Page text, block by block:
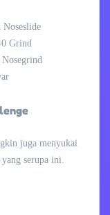
Noseslide
Grind
juga menyukai
serupa ini.